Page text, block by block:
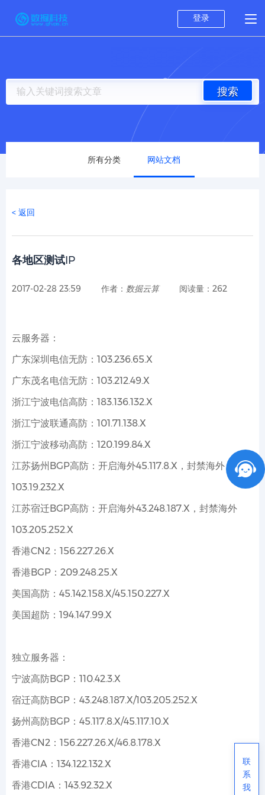
登录
搜索
所有分类 网站文档
< 返回
各地区测试IP
2017-02-28 23:59 作者： 数掘云算 阅读量：262
云服务器：
广东深圳电信无防：103.236.65.X
广东茂名电信无防：103.212.49.X
浙江宁波电信高防：183.136.132.X
浙江宁波联通高防：101.71.138.X
浙江宁波移动高防：120.199.84.X
江苏扬州BGP高防：开启海外45.117.8.X，封禁海外
103.19.232.X
江苏宿迁BGP高防：开启海外43.248.187.X，封禁海外
103.205.252.X
香港CN2：156.227.26.X
香港BGP：209.248.25.X
美国高防：45.142.158.X/45.150.227.X
美国超防：194.147.99.X
独立服务器：
宁波高防BGP：110.42.3.X
宿迁高防BGP：43.248.187.X/103.205.252.X
扬州高防BGP：45.117.8.X/45.117.10.X
香港CN2：156.227.26.X/46.8.178.X
香港CIA：134.122.132.X
香港CDIA：143.92.32.X
联
系
我